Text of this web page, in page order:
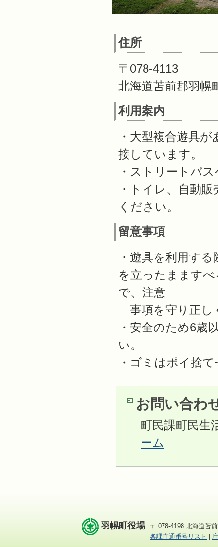
住所
〒078-4113
北海道苫前郡羽幌
利用案内
・大型複合遊具
接しています。
・ストリートバ
・トイレ、自動
ください。
留意事項
・遊具を利用す
を立ったまます
で、注意
事項を守り正し
・安全のため6歳
い。
・ゴミはポイ捨
お問い合わ
町民課町民生
ーム
羽幌町役場
〒 078-4198 北海道苫
各課直通番号リスト